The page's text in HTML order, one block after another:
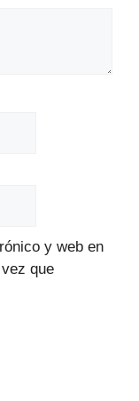
y web en
que